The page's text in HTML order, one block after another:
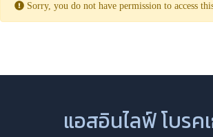
Sorry, you do not have permission to access
แอสอินไลฟ์ โบรค